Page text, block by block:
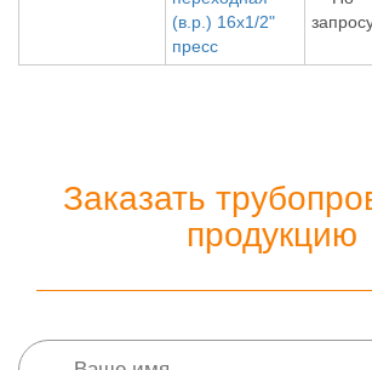
(в.р.) 16х1/2"
пресс
Заказать
продукцию